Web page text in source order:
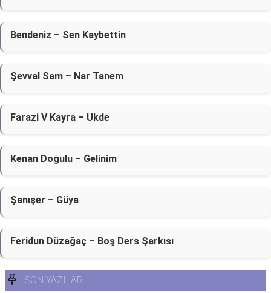
Bendeniz – Sen Kaybettin
Şevval Sam – Nar Tanem
Farazi V Kayra – Ukde
Kenan Doğulu – Gelinim
Şanışer – Güya
Feridun Düzağaç – Boş Ders Şarkısı
SON YAZILAR